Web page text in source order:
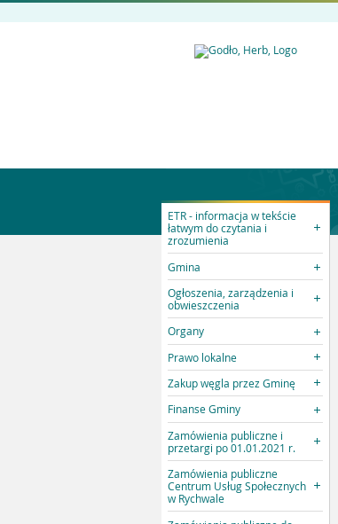
ETR - informacja w tekście
łatwym do czytania i
zrozumienia
Gmina
Ogłoszenia, zarządzenia i
obwieszczenia
Organy
Prawo lokalne
Zakup węgla przez Gminę
Finanse Gminy
Zamówienia publiczne i
przetargi po 01.01.2021 r.
Zamówienia publiczne
Centrum Usług Społecznych
w Rychwale